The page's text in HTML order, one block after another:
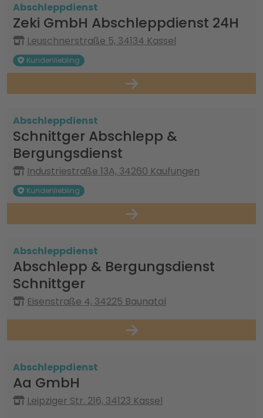
Abschleppdienst
Zeki GmbH Abschleppdienst 24H
Leuschnerstraße 5, 34134 Kassel
Kundenliebling
Abschleppdienst
Schnittger Abschlepp &
Bergungsdienst
Industriestraße 13A, 34260 Kaufungen
Kundenliebling
Abschleppdienst
Abschlepp & Bergungsdienst
Schnittger
Eisenstraße 4, 34225 Baunatal
Abschleppdienst
Aa GmbH
Leipziger Str. 216, 34123 Kassel